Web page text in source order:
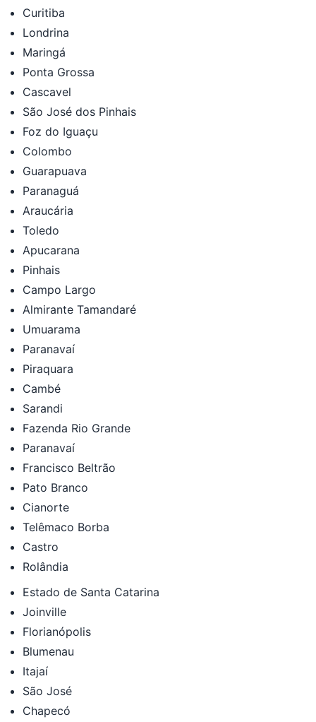
Curitiba
Londrina
Maringá
Ponta Grossa
Cascavel
São José dos Pinhais
Foz do Iguaçu
Colombo
Guarapuava
Paranaguá
Araucária
Toledo
Apucarana
Pinhais
Campo Largo
Almirante Tamandaré
Umuarama
Paranavaí
Piraquara
Cambé
Sarandi
Fazenda Rio Grande
Paranavaí
Francisco Beltrão
Pato Branco
Cianorte
Telêmaco Borba
Castro
Rolândia
Estado de Santa Catarina
Joinville
Florianópolis
Blumenau
Itajaí
São José
Chapecó